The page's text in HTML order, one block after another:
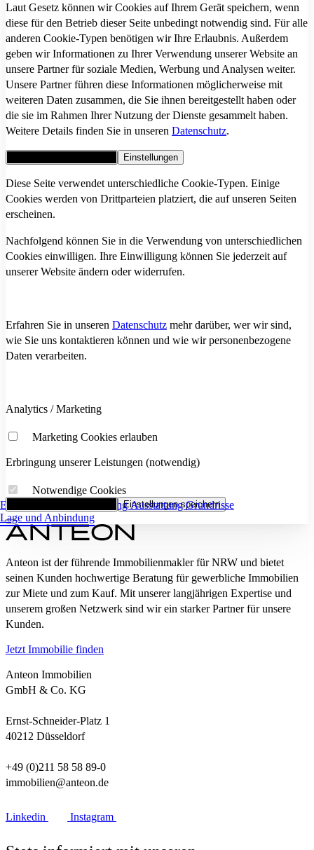
Eckdaten FlächenaufstellungAusstattungGrundrisse
Lage und Anbindung
Laut Gesetz können wir Cookies auf Ihrem Gerät speichern, wenn
diese für den Betrieb dieser Seite unbedingt notwendig sind. Für alle
anderen Cookie-Typen benötigen wir Ihre Erlaubnis. Außerdem
geben wir Informationen zu Ihrer Verwendung unserer Website an
unsere Partner für soziale Medien, Werbung und Analysen weiter.
Unsere Partner führen diese Informationen möglicherweise mit
weiteren Daten zusammen, die Sie ihnen bereitgestellt haben oder
die sie im Rahmen Ihrer Nutzung der Dienste gesammelt haben.
Weitere Details finden Sie in unseren Datenschutz.
Einstellungen
Diese Seite verwendet unterschiedliche Cookie-Typen. Einige
Cookies werden von Drittparteien platziert, die auf unseren Seiten
erscheinen.
Nachfolgend können Sie in die Verwendung von unterschiedlichen
Cookies einwilligen. Ihre Einwilligung können Sie jederzeit auf
unserer Website ändern oder widerrufen.
Erfahren Sie in unseren Datenschutz mehr darüber, wer wir sind,
wie Sie uns kontaktieren können und wie wir personenbezogene
Daten verarbeiten.
Analytics / Marketing
Marketing Cookies erlauben
Erbringung unserer Leistungen (notwendig)
Notwendige Cookies
Einstellungen speichern
Anteon ist der führende Immobilienmakler für NRW und bietet
seinen Kunden hochwertige Beratung für gewerbliche Immobilien
zur Miete und zum Kauf. Mit unserer langjährigen Expertise und
unserem großen Netzwerk sind wir ein starker Partner für unsere
Kunden.
Jetzt Immobilie finden
Anteon Immobilien
GmbH & Co. KG
Ernst-Schneider-Platz 1
40212 Düsseldorf
+49 (0)211 58 58 89-0
immobilien@anteon.de
Linkedin Instagram